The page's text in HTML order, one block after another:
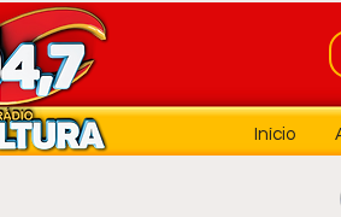
Início